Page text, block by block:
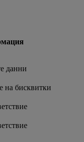
данни
на бисквитки